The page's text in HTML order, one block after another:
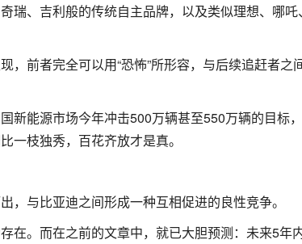
瑞、吉利般的传统自主品牌，以及类似理想、哪
前者完全可以用“恐怖”所形容，与后续追赶者之
新能源市场今年冲击500万辆甚至550万辆的目标
一枝独秀，百花齐放才是真。
与比亚迪之间形成一种互相促进的良性竞争。
在。而在之前的文章中，就已大胆预测：未来5年